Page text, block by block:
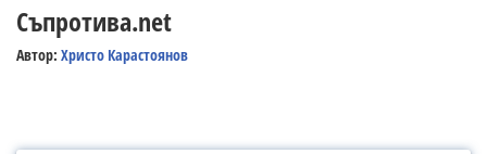
Съпротива.net
Автор: Христо Карастоянов